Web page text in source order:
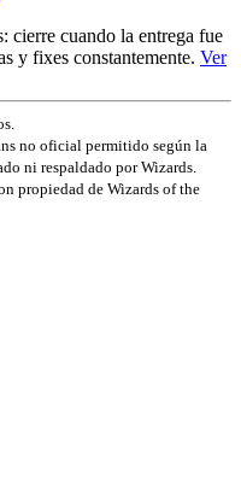
cierre cuando la entrega fue
y fixes constantemente. Ver
no oficial permitido según la
ni respaldado por Wizards.
propiedad de Wizards of the